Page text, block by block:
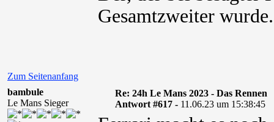
Gesamtzweiter wurde.
Zum Seitenanfang
bambule
Le Mans Sieger
Re: 24h Le Mans 2023 - Das Rennen
Antwort #617 - 11.06.23 um 15:38:45